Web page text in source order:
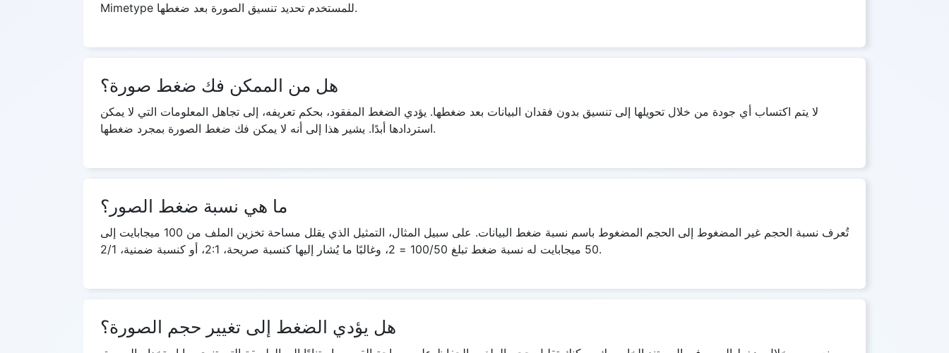
Mimetype للمستخدم تحديد تنسيق الصورة بعد ضغطها.
هل من الممكن فك ضغط صورة؟
لا يتم اكتساب أي جودة من خلال تحويلها إلى تنسيق بدون فقدان البيانات بعد ضغطها. يؤدي الضغط المفقود، بحكم تعريفه، إلى تجاهل المعلومات التي لا يمكن
استردادها أبدًا. يشير هذا إلى أنه لا يمكن فك ضغط الصورة بمجرد ضغطها.
ما هي نسبة ضغط الصور؟
تُعرف نسبة الحجم غير المضغوط إلى الحجم المضغوط باسم نسبة ضغط البيانات. على سبيل المثال، التمثيل الذي يقلل مساحة تخزين الملف من 100 ميجابايت إلى
50 ميجابايت له نسبة ضغط تبلغ 100/50 = 2، وغالبًا ما يُشار إليها كنسبة صريحة، 2:1، أو كنسبة ضمنية، 2/1.
هل يؤدي الضغط إلى تغيير حجم الصورة؟